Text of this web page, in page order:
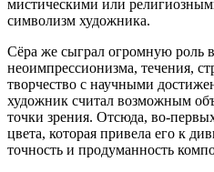
мистическими или
символизм художника.
Сёра же сыграл огромную роль
неоимпрессионизма, течения,
творчество с научными
художник считал возможным
точки зрения. Отсюда, во-
цвета, которая привела его к
точность и продуманность